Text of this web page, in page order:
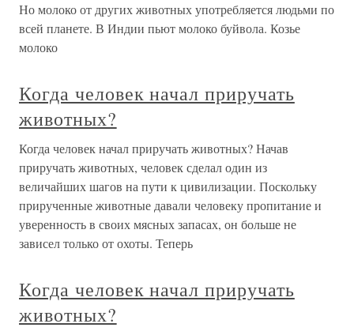
Но молоко от других животных употребляется людьми по
всей планете. В Индии пьют молоко буйвола. Козье
молоко
Когда человек начал приручать
животных?
Когда человек начал приручать животных? Начав
приручать животных, человек сделал один из
величайших шагов на пути к цивилизации. Поскольку
прирученные животные давали человеку пропитание и
уверенность в своих мясных запасах, он больше не
зависел только от охоты. Теперь
Когда человек начал приручать
животных?